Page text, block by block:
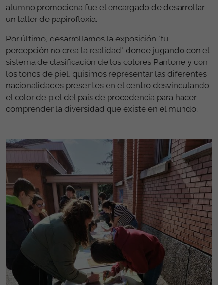
alumno promociona fue el encargado de desarrollar
un taller de papiroflexia.
Por último, desarrollamos la exposición "tu
percepción no crea la realidad" donde jugando con el
sistema de clasificación de los colores Pantone y con
los tonos de piel, quisimos representar las diferentes
nacionalidades presentes en el centro desvinculando
el color de piel del país de procedencia para hacer
comprender la diversidad que existe en el mundo.